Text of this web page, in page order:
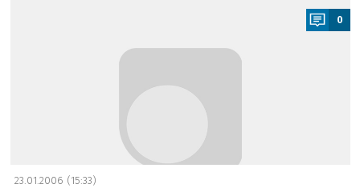
0
23.01.2006 (15:33)